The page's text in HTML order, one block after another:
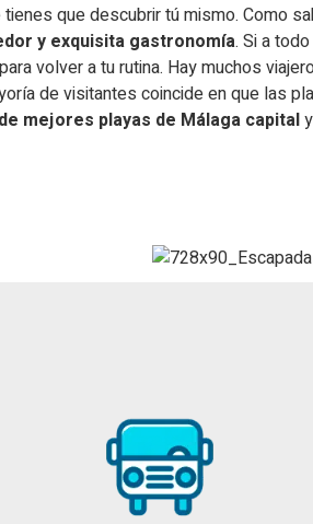
que descubrir tú mismo. Como
y exquisita gastronomía. Si a
volver a tu rutina. Hay muchos
de visitantes coincide en que las
mejores playas de Málaga capital